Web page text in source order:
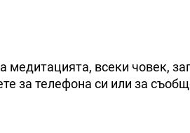
медитацията, всеки човек,
за телефона си или за